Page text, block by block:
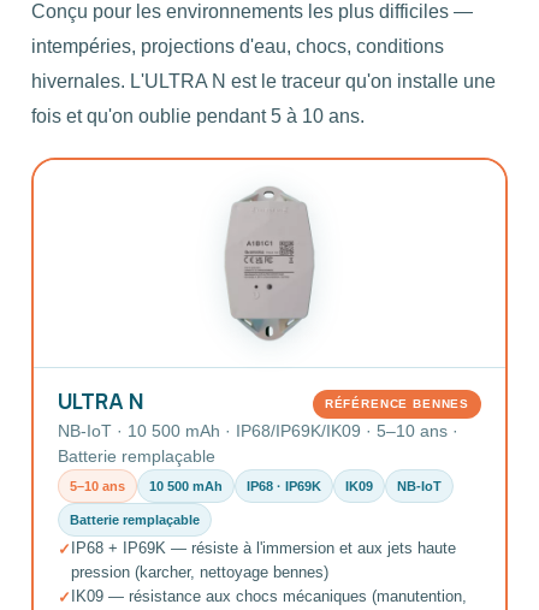
Conçu pour les environnements les plus difficiles —
intempéries, projections d'eau, chocs, conditions
hivernales. L'ULTRA N est le traceur qu'on installe une
fois et qu'on oublie pendant 5 à 10 ans.
ULTRA N RÉFÉRENCE BENNES
NB-IoT · 10 500 mAh · IP68/IP69K/IK09 · 5–10 ans ·
Batterie remplaçable
5–10 ans 10 500 mAh IP68 · IP69K IK09 NB-IoT
Batterie remplaçable
IP68 + IP69K — résiste à l'immersion et aux jets haute
pression (karcher, nettoyage bennes)
IK09 — résistance aux chocs mécaniques (manutention,